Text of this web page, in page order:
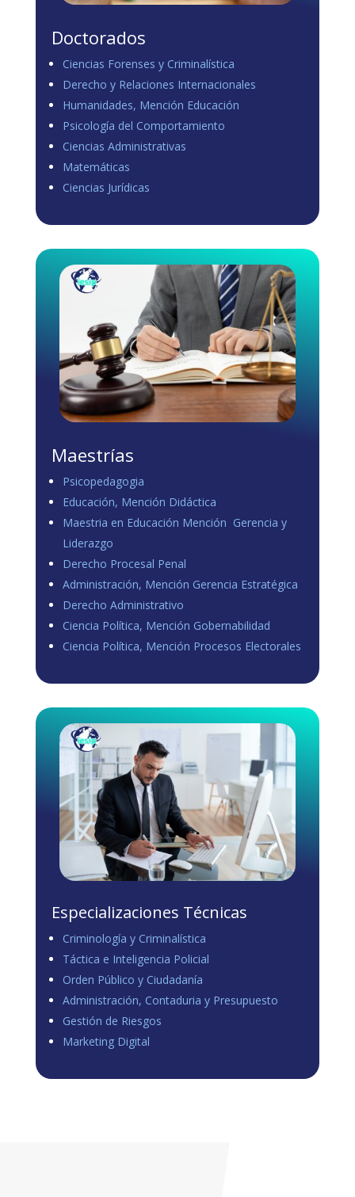
Load more
Doctorados
Ciencias Forenses y Criminalística
Derecho y Relaciones Internacionales
Humanidades, Mención Educación
Psicología del Comportamiento
Ciencias Administrativas
Matemáticas
Ciencias Jurídicas
Maestrías
Psicopedagogia
Educación, Mención Didáctica
Maestria en Educación Mención Gerencia y
Liderazgo
Derecho Procesal Penal
Administración, Mención Gerencia Estratégica
Derecho Administrativo
Ciencia Política, Mención Gobernabilidad
Ciencia Política, Mención Procesos Electorales
Especializaciones Técnicas
Criminología y Criminalística
Táctica e Inteligencia Policial
Orden Público y Ciudadanía
Administración, Contaduria y Presupuesto
Gestión de Riesgos
Marketing Digital